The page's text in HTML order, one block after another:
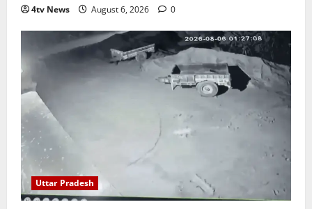
4tv News August 6, 2026 0
Uttar Pradesh